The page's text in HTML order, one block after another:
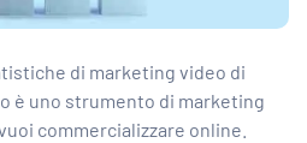
di marketing video di
è uno strumento di marketing
commercializzare online.